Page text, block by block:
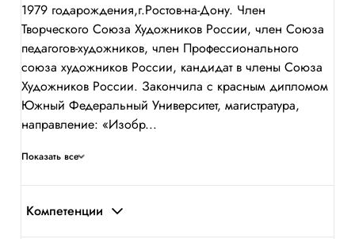
1979 годарождения,г.Ростов-на-Дону. Член
Творческого Союза Художников России, член Союза
педагогов-художников, член Профессионального
союза художников России, кандидат в члены Союза
Художников России. Закончила с красным дипломом
Южный Федеральный Университет, магистратура,
направление: «Изобр...
Показать все
Компетенции